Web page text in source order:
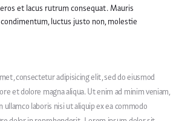
et lacus rutrum consequat. Mauris
luctus justo non, molestie
consectetur adipisicing elit, sed do eiusmod
et dolore magna aliqua. Ut enim ad minim veniam,
laboris nisi ut aliquip ex ea commodo